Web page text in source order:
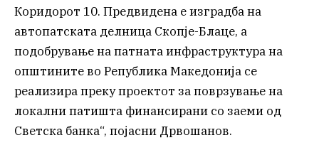
Коридорот 10. Предвидена е изградба на
автопатската делница Скопје-Блаце, а
подобрување на патната инфраструктура на
општините во Република Македонија се
реализира преку проектот за поврзување на
локални патишта финансирани со заеми од
Светска банка“, појасни Дрвошанов.